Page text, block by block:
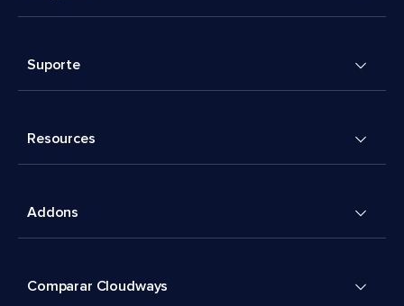
Suporte
Resources
Addons
Comparar Cloudways